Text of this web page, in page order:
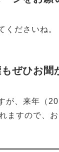
くださいね。
ぜひお聞
が、来年（
ますので、